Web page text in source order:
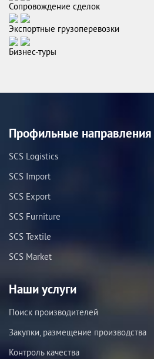
Сопровождение сделок
Экспортные грузоперевозки
Бизнес-туры
Профильные направления
SCS Logistics
SCS Import
SCS Export
SCS Furniture
SCS Textile
SCS Market
Наши услуги
Поиск производителей
Закупки, размещение производства
Контроль качества